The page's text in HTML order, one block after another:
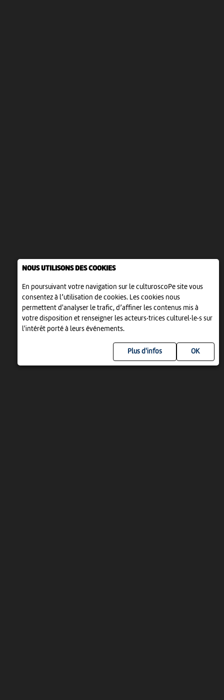
NOUS UTILISONS DES COOKIES
En poursuivant votre navigation sur le culturoscoPe site vous
consentez à l’utilisation de cookies. Les cookies nous
permettent d'analyser le trafic, d’affiner les contenus mis à
votre disposition et renseigner les acteurs·trices culturel·le·s sur
l'intérêt porté à leurs événements.
Plus d'infos